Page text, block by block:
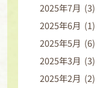
2025年7月 (3)
2025年6月 (1)
2025年5月 (6)
2025年3月 (3)
2025年2月 (2)